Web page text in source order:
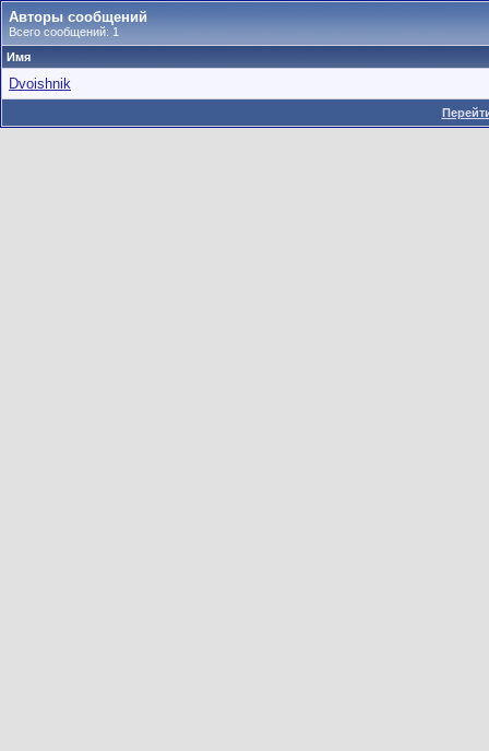
Авторы сообщений
Всего сообщений: 1
Имя
Dvoishnik